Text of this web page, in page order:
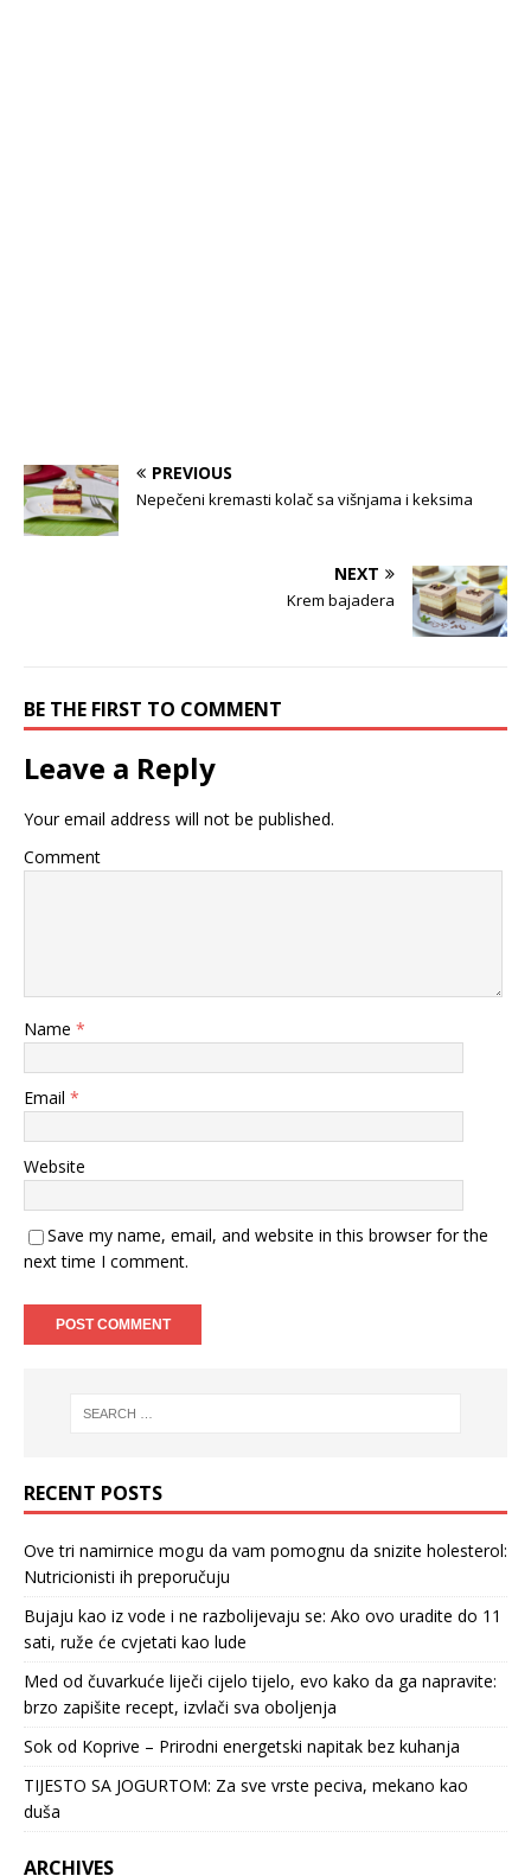
PREVIOUS
Nepečeni kremasti kolač sa višnjama i keksima
NEXT
Krem bajadera
BE THE FIRST TO COMMENT
Leave a Reply
Your email address will not be published.
Comment
Name *
Email *
Website
Save my name, email, and website in this browser for the
next time I comment.
RECENT POSTS
Ove tri namirnice mogu da vam pomognu da snizite holesterol:
Nutricionisti ih preporučuju
Bujaju kao iz vode i ne razbolijevaju se: Ako ovo uradite do 11
sati, ruže će cvjetati kao lude
Med od čuvarkuće liječi cijelo tijelo, evo kako da ga napravite:
brzo zapišite recept, izvlači sva oboljenja
Sok od Koprive – Prirodni energetski napitak bez kuhanja
TIJESTO SA JOGURTOM: Za sve vrste peciva, mekano kao
duša
ARCHIVES